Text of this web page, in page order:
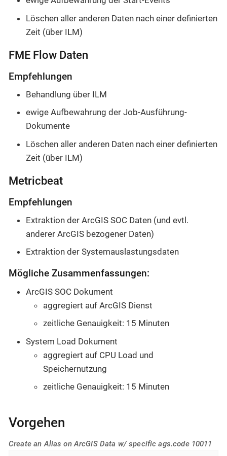
Löschen aller anderen Daten nach einer definierten
Zeit (über ILM)
FME Flow Daten
Empfehlungen
Behandlung über ILM
ewige Aufbewahrung der Job-Ausführung-
Dokumente
Löschen aller anderen Daten nach einer definierten
Zeit (über ILM)
Metricbeat
Empfehlungen
Extraktion der ArcGIS SOC Daten (und evtl.
anderer ArcGIS bezogener Daten)
Extraktion der Systemauslastungsdaten
Mögliche Zusammenfassungen:
ArcGIS SOC Dokument
aggregiert auf ArcGIS Dienst
zeitliche Genauigkeit: 15 Minuten
System Load Dokument
aggregiert auf CPU Load und
Speichernutzung
zeitliche Genauigkeit: 15 Minuten
Vorgehen
Create an Alias on ArcGIS Data w/ specific ags.code 10011